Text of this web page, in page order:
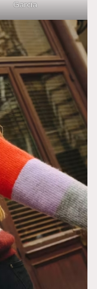
Garcia